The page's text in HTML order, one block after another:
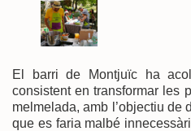
El barri de Montjuïc ha
consistent en transformar les
melmelada, amb l’objectiu de
que es faria malbé